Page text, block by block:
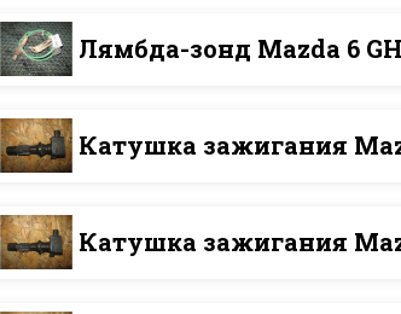
Лямбда-зонд Mazda 6 GH
Катушка зажигания
Катушка зажигания